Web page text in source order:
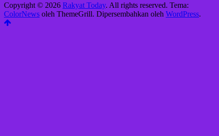
Copyright © 2026 Rakyat Today. All rights reserved. Tema:
ColorNews oleh ThemeGrill. Dipersembahkan oleh WordPress.